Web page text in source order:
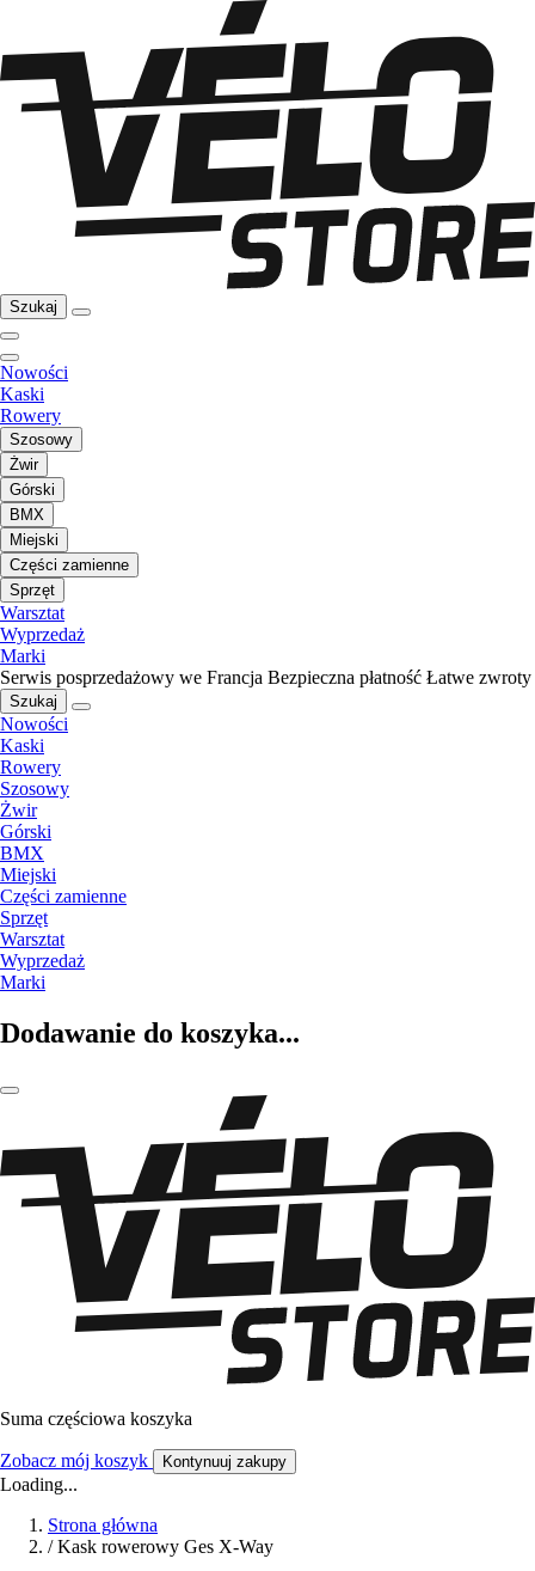
Szukaj
Nowości
Kaski
Rowery
Szosowy
Żwir
Górski
BMX
Miejski
Części zamienne
Sprzęt
Warsztat
Wyprzedaż
Marki
Serwis posprzedażowy we Francja Bezpieczna płatność Łatwe zwroty
Szukaj
Nowości
Kaski
Rowery
Szosowy
Żwir
Górski
BMX
Miejski
Części zamienne
Sprzęt
Warsztat
Wyprzedaż
Marki
Dodawanie do koszyka...
Suma częściowa koszyka
Zobacz mój koszyk Kontynuuj zakupy
Loading...
Strona główna
/ Kask rowerowy Ges X-Way